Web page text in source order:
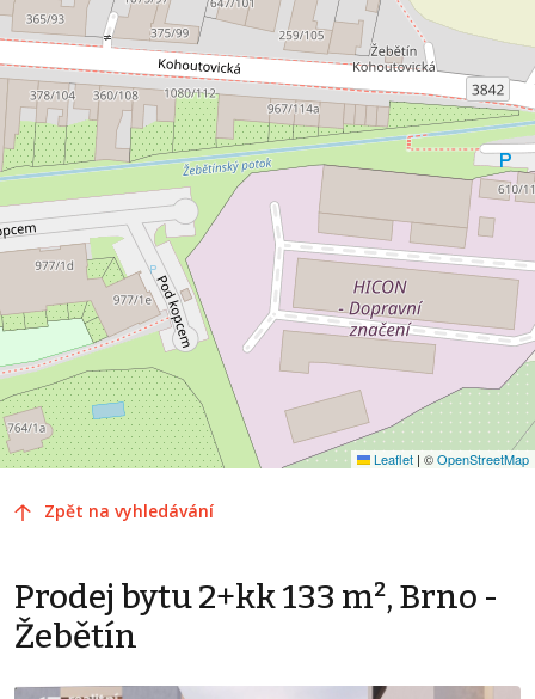
Leaflet | ©OpenStreetMap
Zpět na vyhledávání
Prodej bytu 2+kk 133 m², Brno -
Žebětín